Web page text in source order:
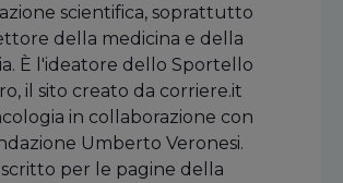
scientifica, soprattutto
della medicina e della
È l'ideatore dello Sportello
il sito creato da corriere.it
in collaborazione con
Umberto Veronesi.
scritto per le pagine della